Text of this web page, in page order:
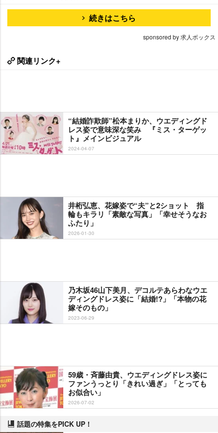
続きはこちら
sponsored by 求人ボックス
関連リンク+
“結婚詐欺師”松本まりか、ウエディングド
レス姿で意味深な笑み 『ミス・ターゲッ
ト』メインビジュアル
2024-04-07
井桁弘恵、花嫁姿で“夫”と2ショット 指
輪もキラリ「素敵な写真」「幸せそうなお
ふたり」
2026-01-30
乃木坂46山下美月、デコルテあらわなウエ
ディングドレス姿に「結婚!?」「本物の花
嫁そのもの」
2023-06-29
59歳・斉藤由貴、ウエディングドレス姿に
ファンうっとり「きれい過ぎ」「とっても
お似合い」
2026-07-02
話題の特集をPICK UP！